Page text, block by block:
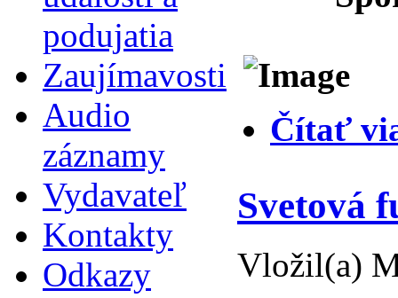
podujatia
Zaujímavosti
Audio
záznamy
Vydavateľ
Kontakty
Odkazy
Čítať
Svetová
Vložil(a)